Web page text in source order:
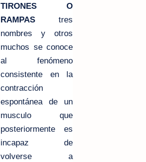
TIRONES O
RAMPAS tres
nombres y otros
muchos se conoce
al fenómeno
consistente en la
contracción
espontánea de un
musculo que
posteriormente es
incapaz de
volverse a